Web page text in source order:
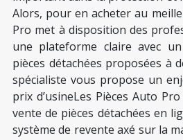
Alors, pour en acheter au
Pro met à disposition des
une plateforme claire avec
pièces détachées proposées à
spécialiste vous propose un
prix d’usineLes Pièces Auto
vente de pièces détachées en
système de revente axé sur la